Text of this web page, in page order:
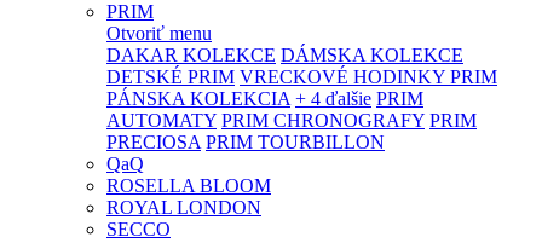
PRIM
Otvoriť menu
DAKAR KOLEKCE DÁMSKA KOLEKCE
DETSKÉ PRIM VRECKOVÉ HODINKY PRIM
PÁNSKA KOLEKCIA + 4 ďalšie PRIM
AUTOMATY PRIM CHRONOGRAFY PRIM
PRECIOSA PRIM TOURBILLON
QaQ
ROSELLA BLOOM
ROYAL LONDON
SECCO